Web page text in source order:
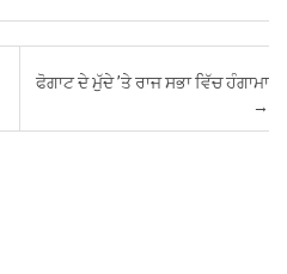
er
es
ke
dI
ail ar
e
ਫੋਗਾਟ ਦੇ ਮੁੱਦੇ ’ਤੇ ਰਾਜ ਸਭਾ ਵਿੱਚ ਹੰਗਾਮਾ
→